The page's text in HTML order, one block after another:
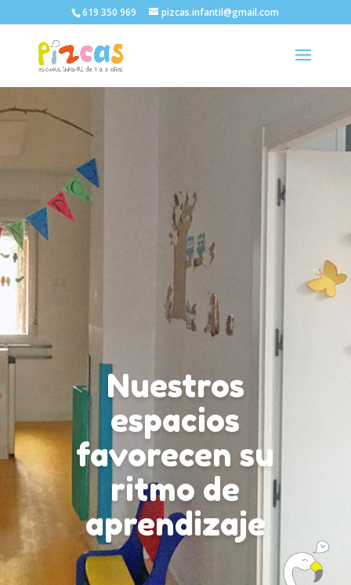
619 350 969 pizcas.infantil@gmail.com
Nuestros
espacios
favorecen su
ritmo de
aprendizaje